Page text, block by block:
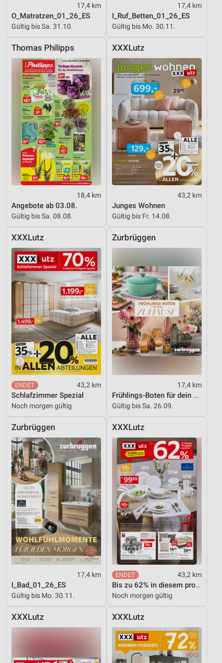
17,4 km
O_Matratzen_01_26_ES
Gültig bis Sa. 31.10.
17,4 km
I_Ruf_Betten_01_26_ES
Gültig bis Mo. 30.11.
Thomas Philipps
18,4 km
Angebote ab 03.08.
Gültig bis Sa. 08.08.
XXXLutz
43,2 km
Junges Wohnen
Gültig bis Fr. 14.08.
XXXLutz
43,2 km
Schlafzimmer Spezial
Noch morgen gültig
Zurbrüggen
17,4 km
Frühlings-Boten für dein Zuhause
Gültig bis Sa. 26.09.
Zurbrüggen
17,4 km
I_Bad_01_26_ES
Gültig bis Mo. 30.11.
XXXLutz
43,2 km
Bis zu 62% in diesem prospekt
Noch morgen gültig
XXXLutz XXXLutz